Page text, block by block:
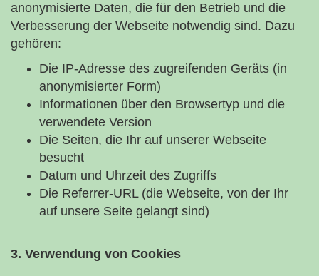
anonymisierte Daten, die für den Betrieb und die
Verbesserung der Webseite notwendig sind. Dazu
gehören:
Die IP-Adresse des zugreifenden Geräts (in
anonymisierter Form)
Informationen über den Browsertyp und die
verwendete Version
Die Seiten, die Ihr auf unserer Webseite
besucht
Datum und Uhrzeit des Zugriffs
Die Referrer-URL (die Webseite, von der Ihr
auf unsere Seite gelangt sind)
3. Verwendung von Cookies